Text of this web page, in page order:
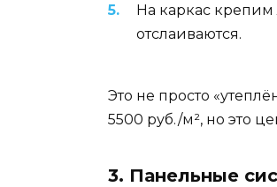
На каркас
отслаиваются.
Это не просто
5500 руб./м², но это
3. Панельные